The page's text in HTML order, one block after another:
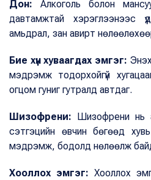
Дон: Алкоголь болон
давтамжтай хэрэглээнээс
амьдрал, зан авирт
Бие хүн хуваагдах эмгэг:
мэдрэмж тодорхойгүй
огцом гуниг гутралд автдаг.
Шизофрени: Шизофрени нь
сэтгэцийн өвчин бөгөөд
мэдрэмж, бодолд нөлөөлж
Хооллох эмгэг: Хооллох